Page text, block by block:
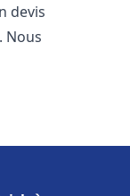
devis
. Nous